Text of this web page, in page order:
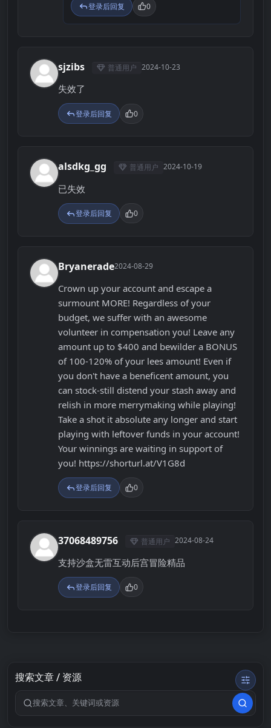
登录后回复 0
S sjzibs 普通用户 2024-10-23
失效了
登录后回复 0
A alsdkg_gg 普通用户 2024-10-19
已失效
登录后回复 0
B Bryanerade2024-08-29
Crown up your account and escape a
surmount MORE! Regardless of your
budget, we suffer with an awesome
volunteer in compensation you! Leave any
amount up to $400 and bewilder a BONUS
of 100-120% of your lees amount! Even if
you don't have a beneficent amount, you
can stock-still distend your stash away and
relish in more merrymaking while playing!
Take a shot it absolute any longer and start
playing with leftover funds in your account!
Your winnings are waiting in support of
you! https://shorturl.at/V1G8d
登录后回复 0
3 37068489756 普通用户 2024-08-24
支持沙盒无雷互动后宫冒险精品
登录后回复 0
搜索文章 / 资源
搜索关键词